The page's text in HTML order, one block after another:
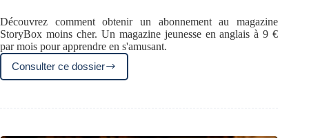
Découvrez comment obtenir un abonnement au magazine
StoryBox moins cher. Un magazine jeunesse en anglais à 9 €
par mois pour apprendre en s'amusant.
Consulter ce dossier
Abonnement
Magazine
moins